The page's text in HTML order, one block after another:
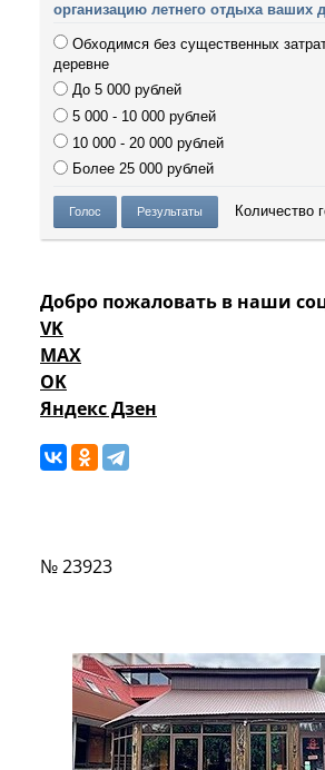
организацию летнего отдыха ваших
Обходимся без существенных
деревне
До 5 000 рублей
5 000 - 10 000 рублей
10 000 - 20 000 рублей
Более 25 000 рублей
Количество
Добро пожаловать в наши
VK
MAX
OK
Яндекс Дзен
№ 23923